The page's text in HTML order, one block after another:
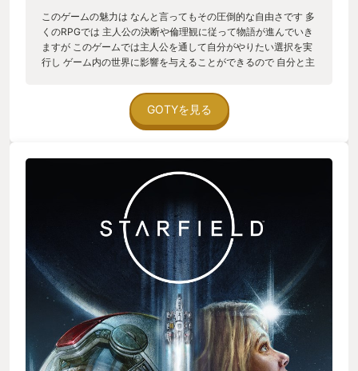
このゲームの魅力は なんと言ってもその圧倒的な自由さです 多
くのRPGでは 主人公の決断や倫理観に従って物語が進んでいき
ますが このゲームでは主人公を通して自分がやりたい選択を実
行し ゲーム内の世界に影響を与えることができるので 自分と主
ん、 主人公の性格やストーリーが決まっているRPGも 小説を読
んでいるような没入感があって大好きなんですが このゲームは
正義である必要がなく 強いられることなく 主人公の決断で物語
り、放置したりする中で 自分でやりたいことがあれば 人に頼ん
で済ませるのではなく 自分でやらなければ放置されて終わりか
ねないなという思いが 日に日に強まり 前々からやってみたかっ
たことを 一念発起して始めることにしました その結果このゲー
ムは おそらく序盤の100時間ちょっとの地点で積まれる事とな
り クリアには至っていませんが 2023年、僕の人生を最も変え
たゲームは間違いなくこのゲーム スターフィールドです。
GOTYを見る